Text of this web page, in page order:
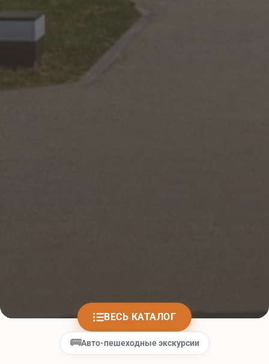
ВЕСЬ КАТАЛОГ
🚌Авто-пешеходные экскурсии